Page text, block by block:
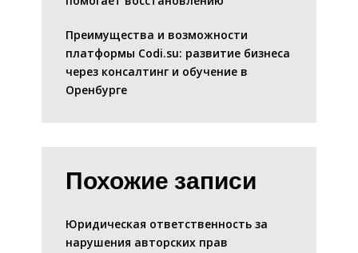
Преимущества и возможности
платформы Codi.su: развитие бизнеса
через консалтинг и обучение в
Оренбурге
Похожие записи
Юридическая ответственность за
нарушения авторских прав